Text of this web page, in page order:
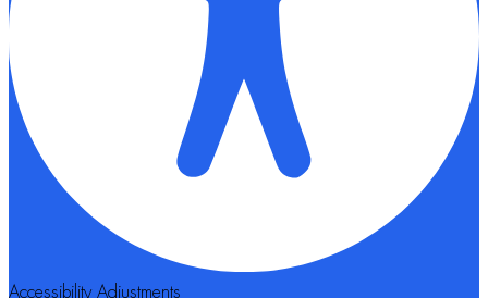
Accessibility Adjustments